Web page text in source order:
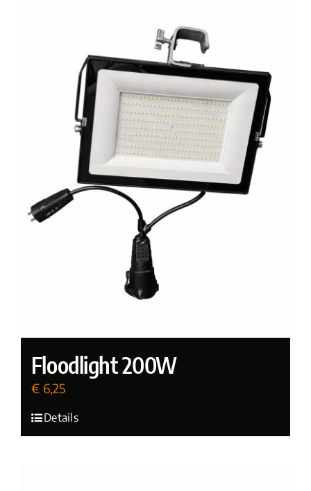
Floodlight 200W
€ 6,25
Details